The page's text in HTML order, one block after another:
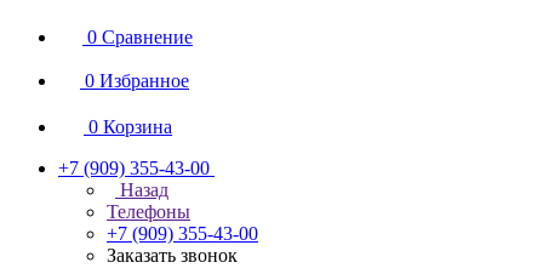
0 Сравнение
0 Избранное
0 Корзина
+7 (909) 355-43-00
Назад
Телефоны
+7 (909) 355-43-00
Заказать звонок